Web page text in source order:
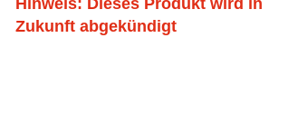
Hinweis: Dieses Produkt wird in
Zukunft abgekündigt